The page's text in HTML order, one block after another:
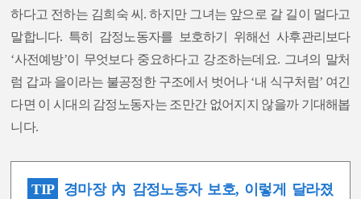
하다고 전하는 김희숙 씨. 하지만 그녀는 앞으로 갈 길이 멀다고
말합니다. 특히 감정노동자를 보호하기 위해선 사후관리보다
‘사전예방’이 무엇보다 중요하다고 강조하는데요. 그녀의 말처
럼 갑과 을이라는 불공정한 구조에서 벗어나 ‘내 식구처럼’ 여긴
다면 이 시대의 감정노동자는 조만간 없어지지 않을까 기대해봅
니다.
TIP
경마장 內 감정노동자 보호, 이렇게 달라졌